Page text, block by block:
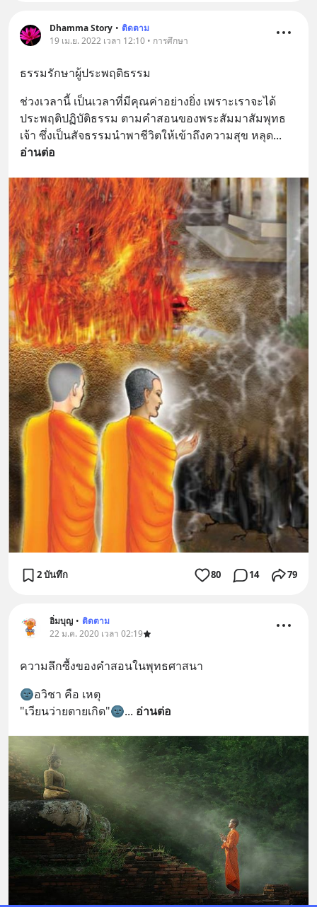
Dhamma Story • ติดตาม
19 เม.ย. 2022 เวลา 12:10 • การศึกษา
ธรรมรักษาผู้ประพฤติธรรม
ช่วงเวลานี้ เป็นเวลาที่มีคุณค่าอย่างยิ่ง เพราะเราจะได้
ประพฤติปฏิบัติธรรม ตามคำสอนของพระสัมมาสัมพุทธ
เจ้า ซึ่งเป็นสัจธรรมนำพาชีวิตให้เข้าถึงความสุข หลุด
อ่านต่อ
2 บันทึก 80 14 79
อิ่มบุญ • ติดตาม
22 ม.ค. 2020 เวลา 02:19
ความลึกซื้งของคำสอนในพุทธศาสนา
🌚อวิชา คือ เหตุ
"เวียนว่ายตายเกิด"🌚... อ่านต่อ